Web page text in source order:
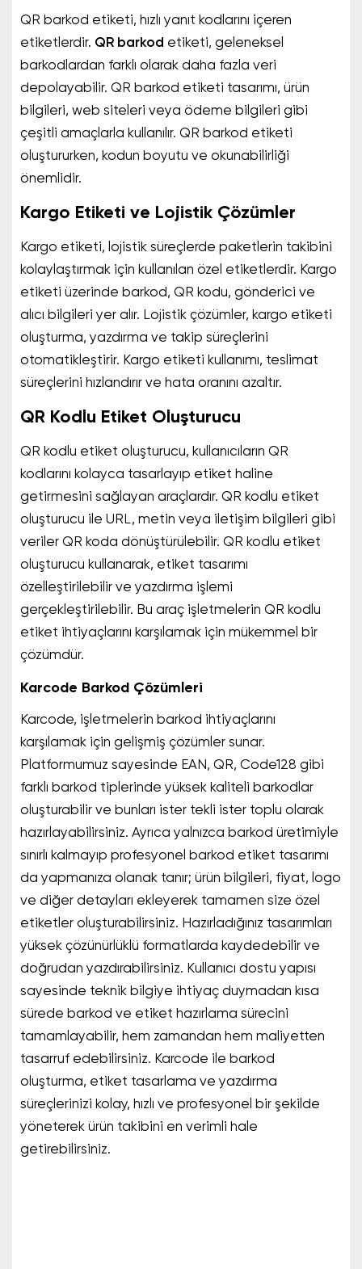
QR barkod etiketi, hızlı yanıt kodlarını içeren
etiketlerdir. QR barkod etiketi, geleneksel
barkodlardan farklı olarak daha fazla veri
depolayabilir. QR barkod etiketi tasarımı, ürün
bilgileri, web siteleri veya ödeme bilgileri gibi
çeşitli amaçlarla kullanılır. QR barkod etiketi
oluştururken, kodun boyutu ve okunabilirliği
önemlidir.
Kargo Etiketi ve Lojistik Çözümler
Kargo etiketi, lojistik süreçlerde paketlerin takibini
kolaylaştırmak için kullanılan özel etiketlerdir. Kargo
etiketi üzerinde barkod, QR kodu, gönderici ve
alıcı bilgileri yer alır. Lojistik çözümler, kargo etiketi
oluşturma, yazdırma ve takip süreçlerini
otomatikleştirir. Kargo etiketi kullanımı, teslimat
süreçlerini hızlandırır ve hata oranını azaltır.
QR Kodlu Etiket Oluşturucu
QR kodlu etiket oluşturucu, kullanıcıların QR
kodlarını kolayca tasarlayıp etiket haline
getirmesini sağlayan araçlardır. QR kodlu etiket
oluşturucu ile URL, metin veya iletişim bilgileri gibi
veriler QR koda dönüştürülebilir. QR kodlu etiket
oluşturucu kullanarak, etiket tasarımı
özelleştirilebilir ve yazdırma işlemi
gerçekleştirilebilir. Bu araç işletmelerin QR kodlu
etiket ihtiyaçlarını karşılamak için mükemmel bir
çözümdür.
Karcode Barkod Çözümleri
Karcode, işletmelerin barkod ihtiyaçlarını
karşılamak için gelişmiş çözümler sunar.
Platformumuz sayesinde EAN, QR, Code128 gibi
farklı barkod tiplerinde yüksek kaliteli barkodlar
oluşturabilir ve bunları ister tekli ister toplu olarak
hazırlayabilirsiniz. Ayrıca yalnızca barkod üretimiyle
sınırlı kalmayıp profesyonel barkod etiket tasarımı
da yapmanıza olanak tanır; ürün bilgileri, fiyat, logo
ve diğer detayları ekleyerek tamamen size özel
etiketler oluşturabilirsiniz. Hazırladığınız tasarımları
yüksek çözünürlüklü formatlarda kaydedebilir ve
doğrudan yazdırabilirsiniz. Kullanıcı dostu yapısı
sayesinde teknik bilgiye ihtiyaç duymadan kısa
sürede barkod ve etiket hazırlama sürecini
tamamlayabilir, hem zamandan hem maliyetten
tasarruf edebilirsiniz. Karcode ile barkod
oluşturma, etiket tasarlama ve yazdırma
süreçlerinizi kolay, hızlı ve profesyonel bir şekilde
yöneterek ürün takibini en verimli hale
getirebilirsiniz.